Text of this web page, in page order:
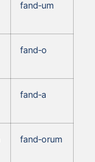
fand‑um
fand‑o
fand‑a
fand‑orum